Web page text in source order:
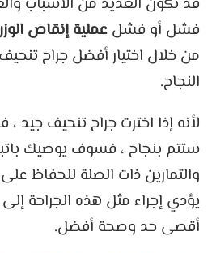
فشل أو فشل عملية إنقاص
من خلال اختيار أفضل جراح
النجاح.
لأنه إذا اخترت جراح تنحيف جيد
ستتم بنجاح ، فسوف يوصيك
والتمارين ذات الصلة للحفاظ
يؤدي إجراء مثل هذه الجراحة
أقصى حد وصحة أفضل.